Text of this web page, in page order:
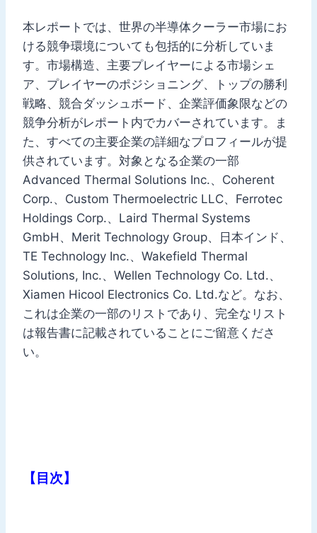
本レポートでは、世界の半導体クーラー市場にお
ける競争環境についても包括的に分析していま
す。市場構造、主要プレイヤーによる市場シェ
ア、プレイヤーのポジショニング、トップの勝利
戦略、競合ダッシュボード、企業評価象限などの
競争分析がレポート内でカバーされています。ま
た、すべての主要企業の詳細なプロフィールが提
供されています。対象となる企業の一部
Advanced Thermal Solutions Inc.、Coherent
Corp.、Custom Thermoelectric LLC、Ferrotec
Holdings Corp.、Laird Thermal Systems
GmbH、Merit Technology Group、日本インド、
TE Technology Inc.、Wakefield Thermal
Solutions, Inc.、Wellen Technology Co. Ltd.、
Xiamen Hicool Electronics Co. Ltd.など。なお、
これは企業の一部のリストであり、完全なリスト
は報告書に記載されていることにご留意くださ
い。
【目次】